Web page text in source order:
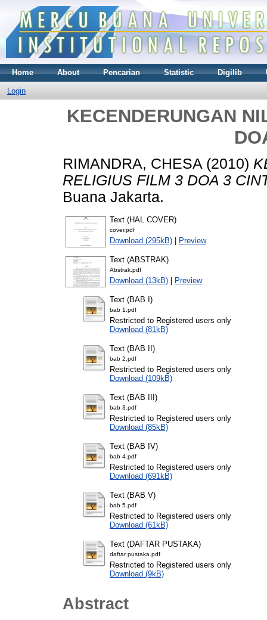
Home About Pencarian Statistic Digilib
Login
KECENDERUNGAN
RIMANDRA, CHESA (2010)
RELIGIUS FILM 3 DOA 3
Buana Jakarta.
Text (HAL COVER)
cover.pdf
Download (295kB) Preview
Text (ABSTRAK)
Abstrak.pdf
Download (13kB) Preview
Text (BAB I)
bab 1.pdf
Restricted to Registered users only
Download (81kB)
Text (BAB II)
bab 2.pdf
Restricted to Registered users only
Download (109kB)
Text (BAB III)
bab 3.pdf
Restricted to Registered users only
Download (85kB)
Text (BAB IV)
bab 4.pdf
Restricted to Registered users only
Download (691kB)
Text (BAB V)
bab 5.pdf
Restricted to Registered users only
Download (61kB)
Text (DAFTAR PUSTAKA)
daftar pustaka.pdf
Restricted to Registered users only
Download (9kB)
Abstract